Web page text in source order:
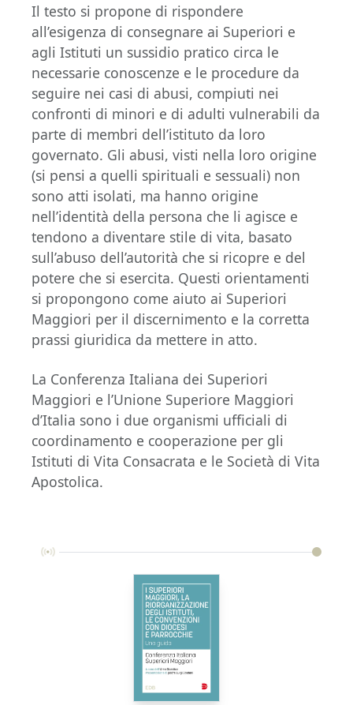
Il testo si propone di rispondere
all’esigenza di consegnare ai Superiori e
agli Istituti un sussidio pratico circa le
necessarie conoscenze e le procedure da
seguire nei casi di abusi, compiuti nei
confronti di minori e di adulti vulnerabili da
parte di membri dell’istituto da loro
governato. Gli abusi, visti nella loro origine
(si pensi a quelli spirituali e sessuali) non
sono atti isolati, ma hanno origine
nell’identità della persona che li agisce e
tendono a diventare stile di vita, basato
sull’abuso dell’autorità che si ricopre e del
potere che si esercita. Questi orientamenti
si propongono come aiuto ai Superiori
Maggiori per il discernimento e la corretta
prassi giuridica da mettere in atto.
La Conferenza Italiana dei Superiori
Maggiori e l’Unione Superiore Maggiori
d’Italia sono i due organismi ufficiali di
coordinamento e cooperazione per gli
Istituti di Vita Consacrata e le Società di Vita
Apostolica.